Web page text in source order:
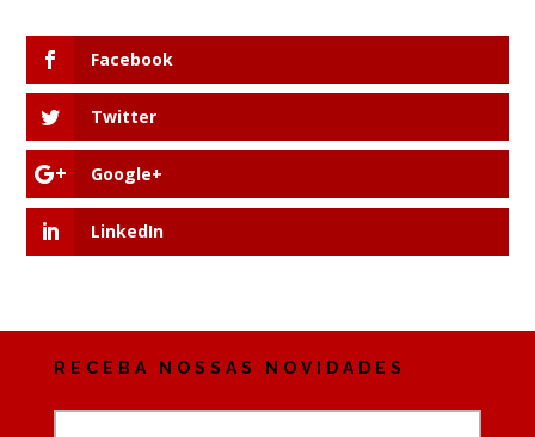
Facebook
Twitter
Google+
LinkedIn
RECEBA NOSSAS NOVIDADES